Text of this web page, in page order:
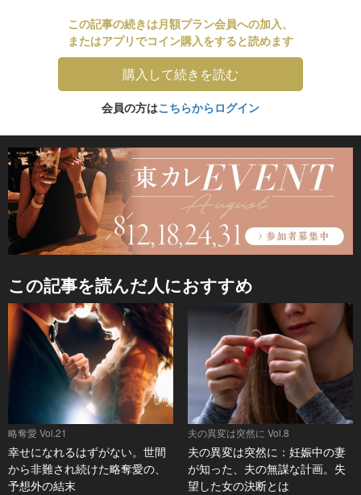
この記事の続きは月額プラン会員への加入、
またはアプリでコイン購入をすると読めます
購入して続きを読む
会員の方はこちらからログイン
この記事を読んだ人におすすめ
略奪愛 Vol.21
幸せになれるはずがない。世間
から非難され続けた略奪愛の、
予想外の結末
夫の異変は突然に Vol.8
夫の異変は突然に：妊娠中の妻
が知った、夫の無謀な計画。失
望した女の決断とは